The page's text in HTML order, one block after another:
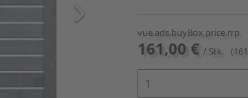
vue.ads.buyBox.price.rrp
161,00 € / Stk.